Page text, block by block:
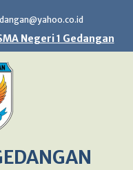
Negeri 1 Gedangan